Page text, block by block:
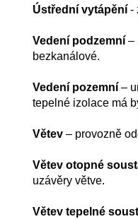
Ústřední vytápění-
Vedení podzemní–
bezkanálové.
Vedení pozemní–
tepelné izolace má
Větev– provozně
Větev otopné
uzávěry větve.
Větev tepelné